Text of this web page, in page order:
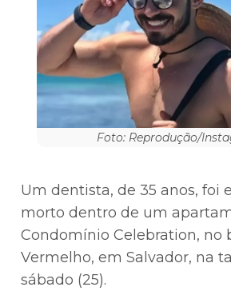
Foto: Reprodução/
Um dentista, de 35 anos, foi
morto dentro de um
Condomínio Celebration, no
Vermelho, em Salvador, na
sábado (25).